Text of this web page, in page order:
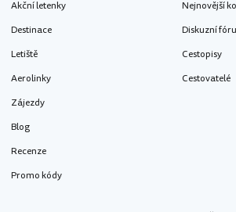
Akční letenky
Destinace
Letiště
Aerolinky
Zájezdy
Blog
Recenze
Promo kódy
Nejnovější
Diskuzní
Cestopisy
Cestovatelé